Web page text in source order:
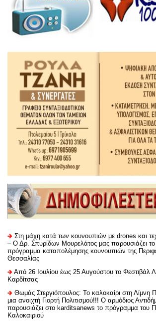
Στη μάχη κατά των κουνουπιών με drones και
– Ο Δρ. Σπυρίδων Μουρελάτος μας παρουσιάζει το
πρόγραμμα καταπολέμησης κουνουπιών της
Θεσσαλίας
Από 26 Ιουλίου έως 25 Αυγούστου το Φεστιβάλ
Καρδίτσας
Θωμάς Στεργιόπουλος: Το καλοκαίρι στη Λίμνη
μια ανοιχτή Γιορτή Πολιτισμού!!! Ο αρμόδιος
παρουσιάζει στο karditsanews το πρόγραμμα του
Καλοκαιριού